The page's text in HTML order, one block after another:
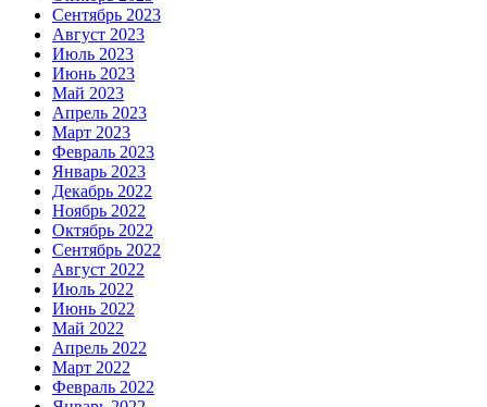
Сентябрь 2023
Август 2023
Июль 2023
Июнь 2023
Май 2023
Апрель 2023
Март 2023
Февраль 2023
Январь 2023
Декабрь 2022
Ноябрь 2022
Октябрь 2022
Сентябрь 2022
Август 2022
Июль 2022
Июнь 2022
Май 2022
Апрель 2022
Март 2022
Февраль 2022